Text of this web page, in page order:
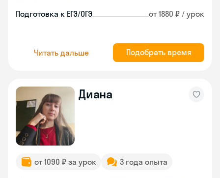
Подготовка к ЕГЭ/ОГЭ от 1880 ₽ / урок
Читать дальше Подобрать время
Диана
от 1090 ₽ за урок 3 года опыта